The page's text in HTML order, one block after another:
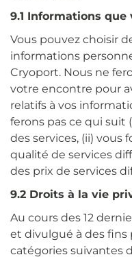
9.1 Informations que
Vous pouvez choisir
informations
Cryoport. Nous ne
votre encontre pour
relatifs à vos
ferons pas ce qui suit
des services, (ii) vous
qualité de services
des prix de services
9.2 Droits à la vie
Au cours des 12
et divulgué à des fins
catégories suivantes